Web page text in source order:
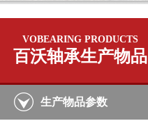
VOBEARING PRODUCTS
百沃轴承生产物品
生产物品参数